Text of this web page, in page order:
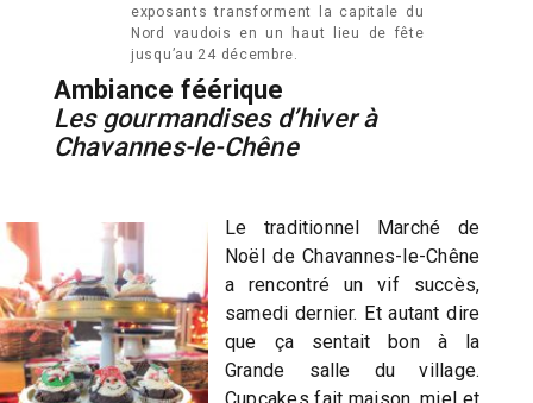
exposants transforment la capitale du
Nord vaudois en un haut lieu de fête
jusqu’au 24 décembre.
Ambiance féérique
Les gourmandises d’hiver à
Chavannes-le-Chêne
Le traditionnel Marché de
Noël de Chavannes-le-Chêne
a rencontré un vif succès,
samedi dernier. Et autant dire
que ça sentait bon à la
Grande salle du village.